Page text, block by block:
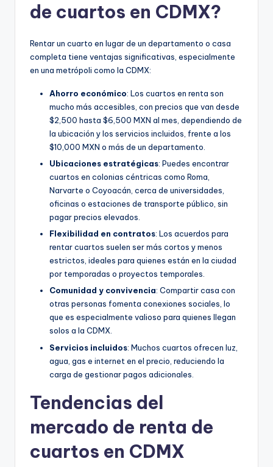
de cuartos en CDMX?
Rentar un cuarto en lugar de un departamento o casa
completa tiene ventajas significativas, especialmente
en una metrópoli como la CDMX:
Ahorro económico: Los cuartos en renta son
mucho más accesibles, con precios que van desde
$2,500 hasta $6,500 MXN al mes, dependiendo de
la ubicación y los servicios incluidos, frente a los
$10,000 MXN o más de un departamento.
Ubicaciones estratégicas: Puedes encontrar
cuartos en colonias céntricas como Roma,
Narvarte o Coyoacán, cerca de universidades,
oficinas o estaciones de transporte público, sin
pagar precios elevados.
Flexibilidad en contratos: Los acuerdos para
rentar cuartos suelen ser más cortos y menos
estrictos, ideales para quienes están en la ciudad
por temporadas o proyectos temporales.
Comunidad y convivencia: Compartir casa con
otras personas fomenta conexiones sociales, lo
que es especialmente valioso para quienes llegan
solos a la CDMX.
Servicios incluidos: Muchos cuartos ofrecen luz,
agua, gas e internet en el precio, reduciendo la
carga de gestionar pagos adicionales.
Tendencias del
mercado de renta de
cuartos en CDMX